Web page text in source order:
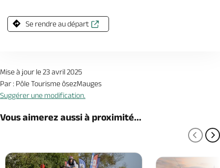
Se rendre au départ
Mise à jour le 23 avril 2025
Par : Pôle Tourisme ôsezMauges
Suggérer une modification.
Vous aimerez aussi à proximité...